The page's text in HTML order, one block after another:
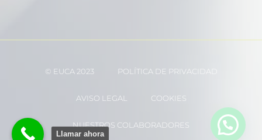
© EUCA 2023 POLÍTICA DE PRIVACIDAD
AVISO LEGAL COOKIES
NUESTROS COLABORADORES
Llamar ahora